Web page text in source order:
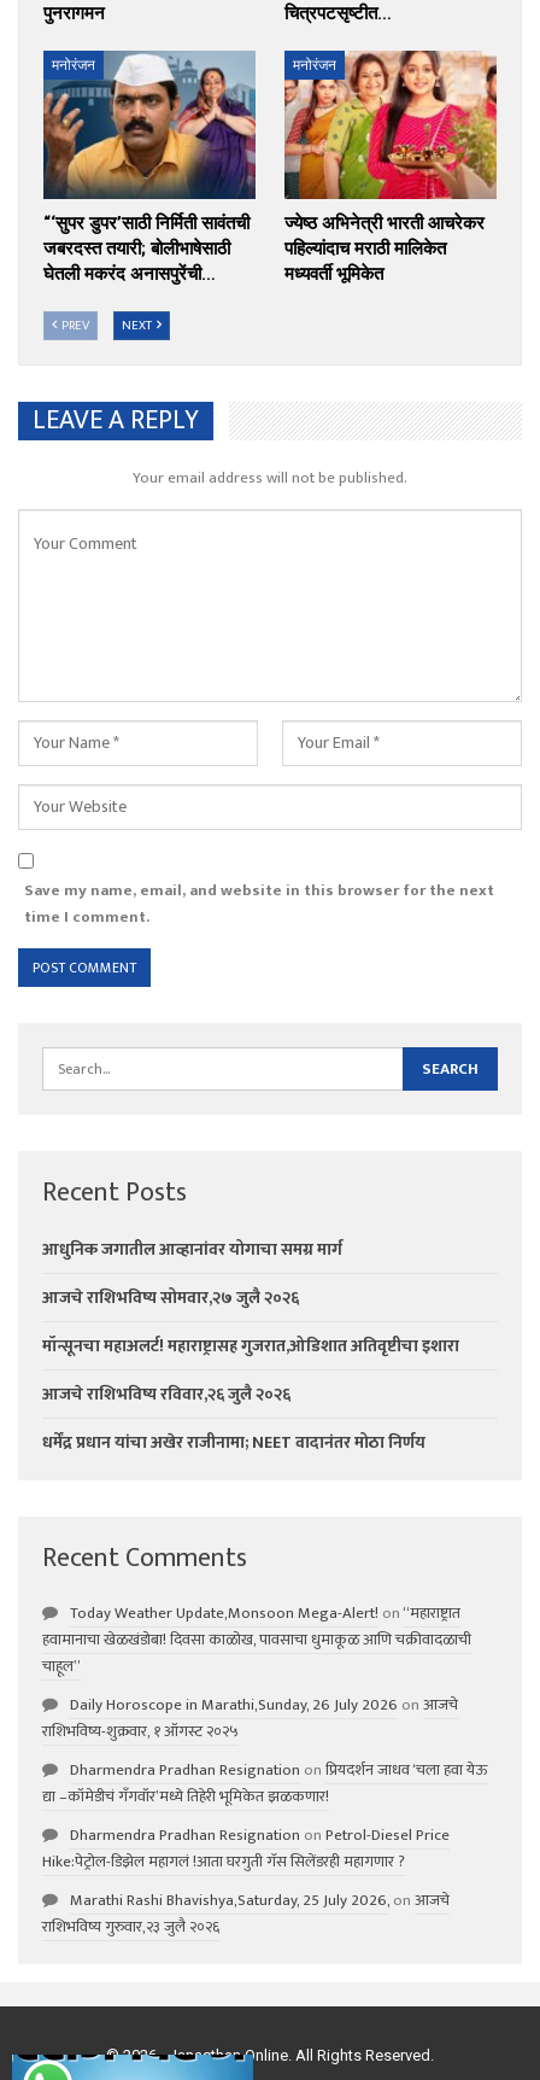
पुनरागमन
चित्रपटसृष्टीत…
मनोरंजन
“‘सुपर डुपर’साठी निर्मिती सावंतची
जबरदस्त तयारी; बोलीभाषेसाठी
घेतली मकरंद अनासपुरेंची…
मनोरंजन
ज्येष्ठ अभिनेत्री भारती आचरेकर
पहिल्यांदाच मराठी मालिकेत
मध्यवर्ती भूमिकेत
PREV NEXT
LEAVE A REPLY
Your email address will not be published.
Save my name, email, and website in this browser for the next
time I comment.
Recent Posts
आधुनिक जगातील आव्हानांवर योगाचा समग्र मार्ग
आजचे राशिभविष्य सोमवार,२७ जुलै २०२६
मॉन्सूनचा महाअलर्ट! महाराष्ट्रासह गुजरात,ओडिशात अतिवृष्टीचा इशारा
आजचे राशिभविष्य रविवार,२६ जुलै २०२६
धर्मेंद्र प्रधान यांचा अखेर राजीनामा; NEET वादानंतर मोठा निर्णय
Recent Comments
Today Weather Update,Monsoon Mega-Alert! on“महाराष्ट्रात
हवामानाचा खेळखंडोबा! दिवसा काळोख, पावसाचा धुमाकूळ आणि चक्रीवादळाची
चाहूल”
Daily Horoscope in Marathi,Sunday, 26 July 2026 onआजचे
राशिभविष्य-शुक्रवार, १ ऑगस्ट २०२५
Dharmendra Pradhan Resignation onप्रियदर्शन जाधव ‘चला हवा येऊ
द्या –कॉमेडीचं गॅंगवॉर’मध्ये तिहेरी भूमिकेत झळकणार!
Dharmendra Pradhan Resignation onPetrol-Diesel Price
Hike:पेट्रोल-डिझेल महागलं !आता घरगुती गॅस सिलेंडरही महागणार ?
Marathi Rashi Bhavishya,Saturday, 25 July 2026,onआजचे
राशिभविष्य गुरुवार,२३ जुलै २०२६
© 2026 - Janasthan Online. All Rights Reserved.